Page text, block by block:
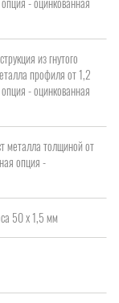
из гнутого
профиля от 1,2
- оцинкованная
металла толщиной от
опция -
50 х 1,5 мм